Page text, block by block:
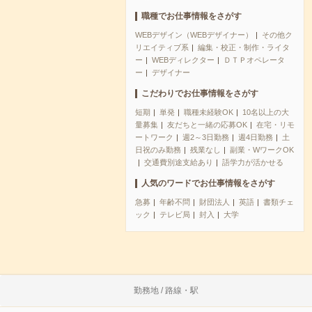
職種でお仕事情報をさがす
WEBデザイン（WEBデザイナー）
その他ク
リエイティブ系
編集・校正・制作・ライタ
ー
WEBディレクター
ＤＴＰオペレータ
ー
デザイナー
こだわりでお仕事情報をさがす
短期 単発 職種未経験OK
10名以上の大
量募集
友だちと一緒の応募OK
在宅・リモ
ートワーク
週2～3日勤務 週4日勤務
土
日祝のみ勤務
残業なし
副業・WワークOK
交通費別途支給あり
語学力が活かせる
人気のワードでお仕事情報をさがす
急募 年齢不問 財団法人 英語
書類チェ
ック
テレビ局 封入 大学
勤務地 / 路線・駅